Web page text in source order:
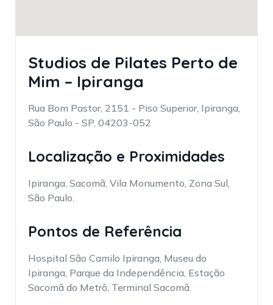
Studios de Pilates Perto de
Mim – Ipiranga
Rua Bom Pastor, 2151 - Piso Superior, Ipiranga,
São Paulo - SP, 04203-052
Localização e Proximidades
Ipiranga, Sacomã, Vila Monumento, Zona Sul,
São Paulo.
Pontos de Referência
Hospital São Camilo Ipiranga, Museu do
Ipiranga, Parque da Independência, Estação
Sacomã do Metrô, Terminal Sacomã.